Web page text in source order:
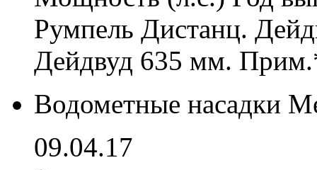
Румпель Дистанц.
Дейдвуд 635 мм.
Водометные насадки
09.04.17